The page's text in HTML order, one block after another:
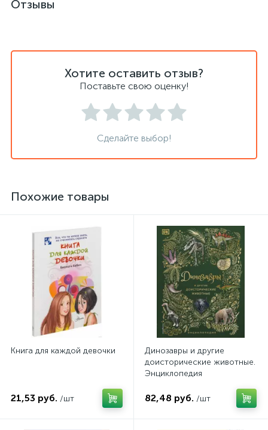
Отзывы
Хотите оставить отзыв?
Поставьте свою оценку!
Сделайте выбор!
Похожие товары
Книга для каждой девочки
21,53 руб. /шт
Динозавры и другие
доисторические животные.
Энциклопедия
82,48 руб. /шт